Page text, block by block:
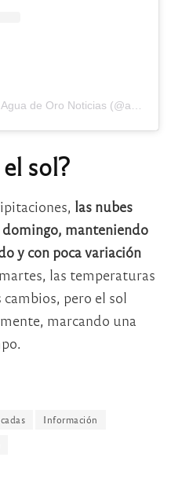
sol?
las nubes
domingo, manteniendo
y con poca variación
martes, las temperaturas
pero el sol
marcando una
Información